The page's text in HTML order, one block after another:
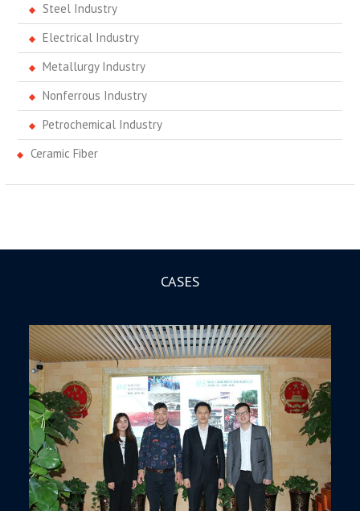
Steel Industry
Electrical Industry
Metallurgy Industry
Nonferrous Industry
Petrochemical Industry
Ceramic Fiber
CASES